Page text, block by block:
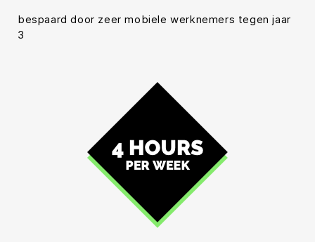
bespaard door zeer mobiele werknemers tegen jaar
3